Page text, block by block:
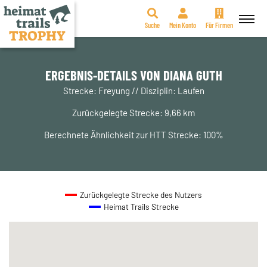
Zum
Suche Mein Konto Für Firmen
ERGEBNIS-DETAILS VON DIANA GUTH
Strecke: Freyung // Disziplin: Laufen
Zurückgelegte Strecke: 9,66 km
Berechnete Ähnlichkeit zur HTT Strecke: 100%
Zurückgelegte Strecke des Nutzers
Heimat Trails Strecke